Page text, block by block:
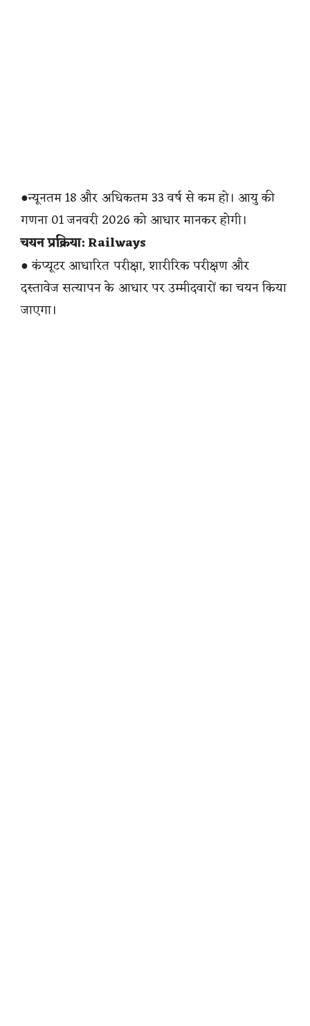
●न्यूनतम 18 और अधिकतम 33 वर्ष से कम हो। आयु की
गणना 01 जनवरी 2026 को आधार मानकर होगी।
चयन प्रक्रिया: Railways
● कंप्यूटर आधारित परीक्षा, शारीरिक परीक्षण और
दस्तावेज सत्यापन के आधार पर उम्मीदवारों का चयन किया
जाएगा।